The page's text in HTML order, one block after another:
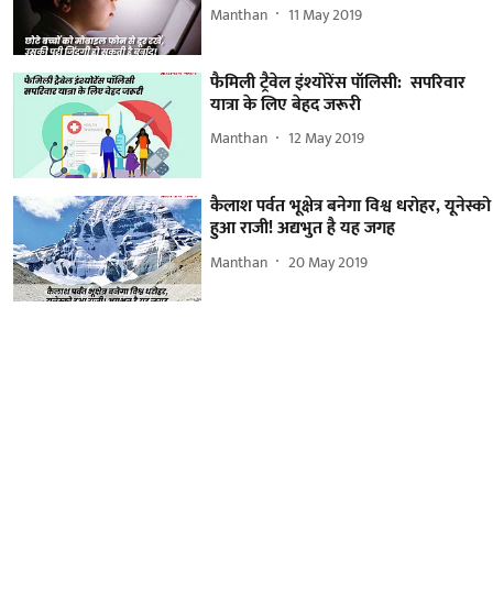
Manthan 11 May 2019
फैमिली ट्रैवेल इंश्योरेंस पॉलिसी: सपरिवार
यात्रा के लिए बेहद जरूरी
Manthan 12 May 2019
कैलाश पर्वत भूक्षेत्र बनेगा विश्व धरोहर, यूनेस्को
हुआ राजी! अद्यभुत है यह जगह
Manthan 20 May 2019